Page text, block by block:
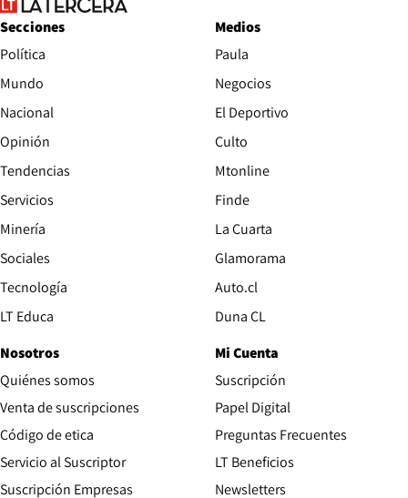
Secciones
Política
Mundo
Nacional
Opinión
Tendencias
Servicios
Minería
Sociales
Tecnología
LT Educa
Medios
Paula
Negocios
El Deportivo
Culto
Mtonline
Finde
La Cuarta
Glamorama
Auto.clOpens in new window
Duna CLOpens in new window
Nosotros
Quiénes somos
Venta de suscripciones
Código de etica Opens in new window
Servicio al Suscriptor
Suscripción Empresas
Mi Cuenta
Suscripción
Papel DigitalOpens in new
Preguntas Frecuentes
LT Beneficios
Newsletters